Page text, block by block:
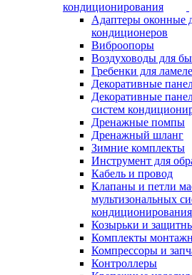
кондиционирования
Адаптеры оконные
кондиционеров
Виброопоры
Воздуховоды для
Гребенки для
Декоративные
Декоративные
систем
Дренажные помпы
Дренажный шланг
Зимние комплекты
Инструмент для
Кабель и провод
Клапаны и петли
мультизональных
кондиционирования
Козырьки и
Комплекты
Компрессоры и
Контроллеры